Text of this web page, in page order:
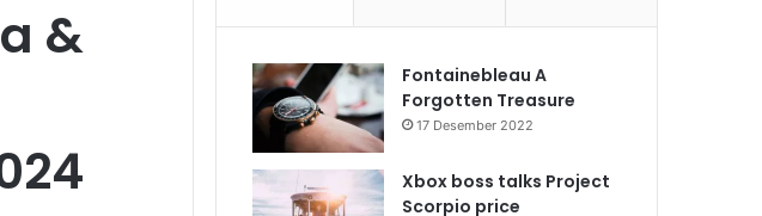
&
Fontainebleau A
Forgotten Treasure
17 Desember 2022
Xbox boss talks Project
Scorpio price